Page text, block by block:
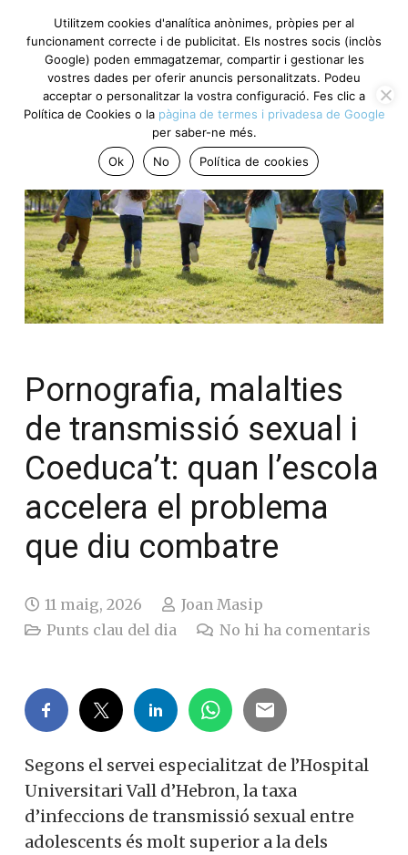
Pornografia, malalties
de transmissió sexual i
Coeduca’t: quan l’escola
accelera el problema
que diu combatre
11 maig, 2026
Joan Masip
Punts clau del dia
No hi ha comentaris
Segons el servei especialitzat de l’Hospital
Universitari Vall d’Hebron, la taxa
d’infeccions de transmissió sexual entre
adolescents és molt superior a la dels
Utilitzem cookies d'analítica anònimes, pròpies per al
funcionament correcte i de publicitat. Els nostres socis (inclòs
Google) poden emmagatzemar, compartir i gestionar les
vostres dades per oferir anuncis personalitzats. Podeu
acceptar o personalitzar la vostra configuració. Fes clic a
Política de Cookies o la pàgina de termes i privadesa de Google
per saber-ne més.
Ok
No Política de cookies